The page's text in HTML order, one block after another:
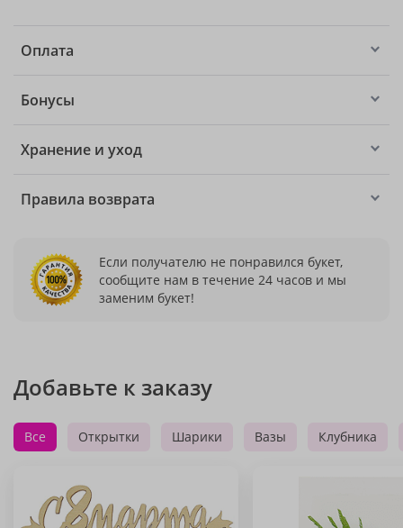
Оплата
Бонусы
Хранение и уход
Правила возврата
Если получателю не понравился букет,
сообщите нам в течение 24 часов и мы
заменим букет!
Добавьте к заказу
Все Открытки Шарики Вазы Клубника